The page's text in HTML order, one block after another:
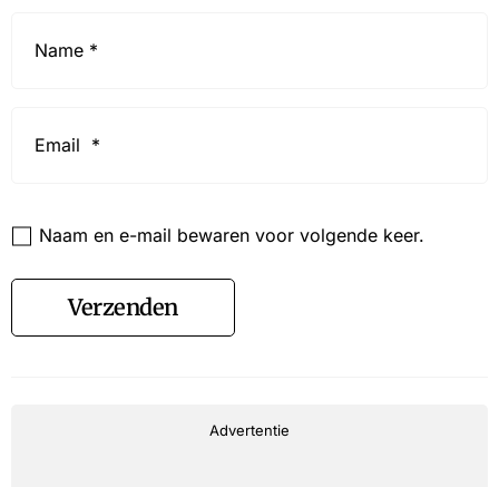
Naam en e-mail bewaren voor volgende keer.
Verzenden
Advertentie